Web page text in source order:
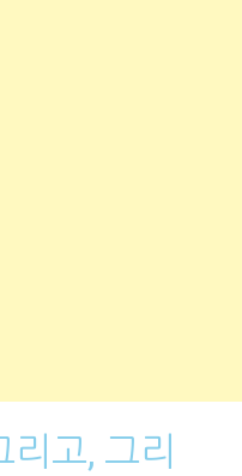
고, 그리